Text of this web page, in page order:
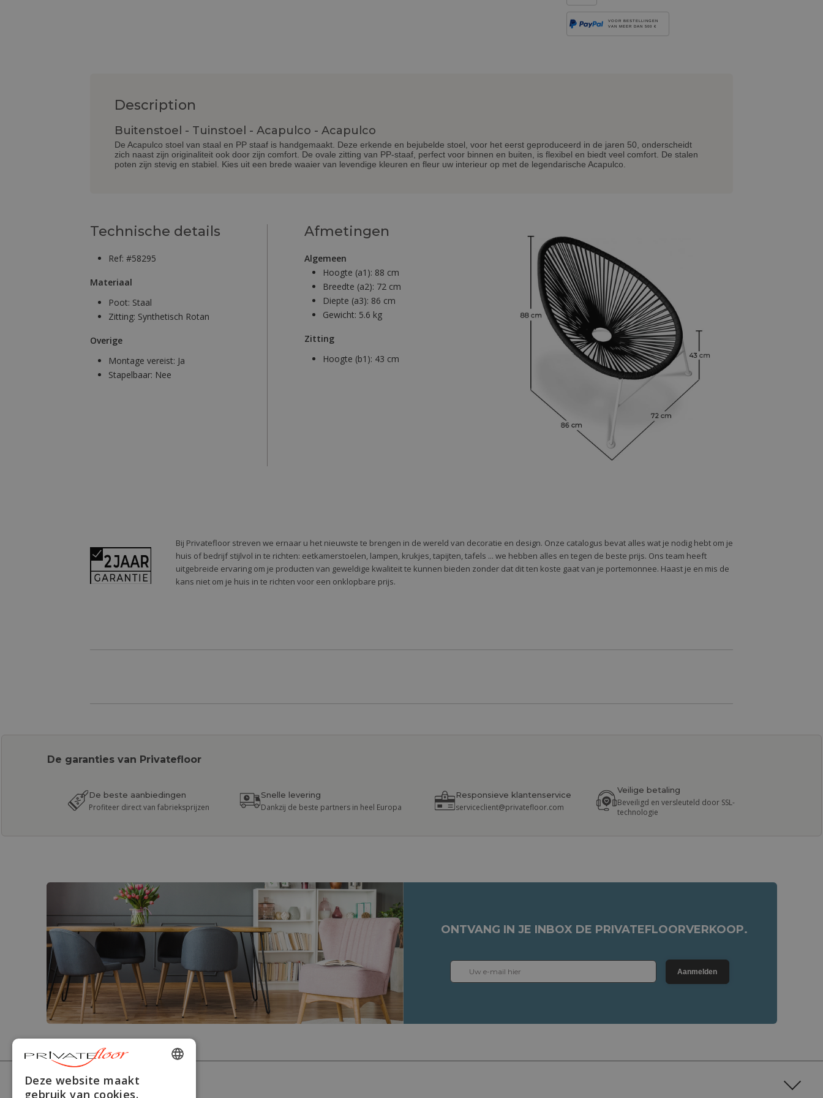
VOOR BESTELLINGEN
VAN MEER DAN 500 €
Description
Buitenstoel - Tuinstoel - Acapulco - Acapulco
De Acapulco stoel van staal en PP staaf is handgemaakt. Deze erkende en bejubelde stoel, voor het eerst geproduceerd in de jaren 50, onderscheidt
zich naast zijn originaliteit ook door zijn comfort. De ovale zitting van PP-staaf, perfect voor binnen en buiten, is flexibel en biedt veel comfort. De stalen
poten zijn stevig en stabiel. Kies uit een brede waaier van levendige kleuren en fleur uw interieur op met de legendarische Acapulco.
Technische details
Ref: #58295
Materiaal
Poot: Staal
Zitting: Synthetisch Rotan
Overige
Montage vereist: Ja
Stapelbaar: Nee
Afmetingen
Algemeen
Hoogte (a1): 88 cm
Breedte (a2): 72 cm
Diepte (a3): 86 cm
Gewicht: 5.6 kg
Zitting
Hoogte (b1): 43 cm
Bij Privatefloor streven we ernaar u het nieuwste te brengen in de wereld van decoratie en design. Onze catalogus bevat alles wat je nodig hebt om je
huis of bedrijf stijlvol in te richten: eetkamerstoelen, lampen, krukjes, tapijten, tafels ... we hebben alles en tegen de beste prijs. Ons team heeft
uitgebreide ervaring om je producten van geweldige kwaliteit te kunnen bieden zonder dat dit ten koste gaat van je portemonnee. Haast je en mis de
kans niet om je huis in te richten voor een onklopbare prijs.
De garanties van Privatefloor
De beste aanbiedingen
Profiteer direct van fabrieksprijzen
Snelle levering
Dankzij de beste partners in heel Europa
Responsieve klantenservice
serviceclient@privatefloor.com
Veilige betaling
Beveiligd en versleuteld door SSL-
technologie
ONTVANG IN JE INBOX DE PRIVATEFLOORVERKOOP.
Aanmelden
PRIVATEFLOOR
Deze website maakt
gebruik van cookies.